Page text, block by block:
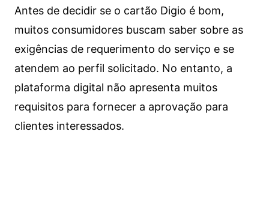
Antes de decidir se o cartão Digio é bom,
muitos consumidores buscam saber sobre as
exigências de requerimento do serviço e se
atendem ao perfil solicitado. No entanto, a
plataforma digital não apresenta muitos
requisitos para fornecer a aprovação para
clientes interessados.